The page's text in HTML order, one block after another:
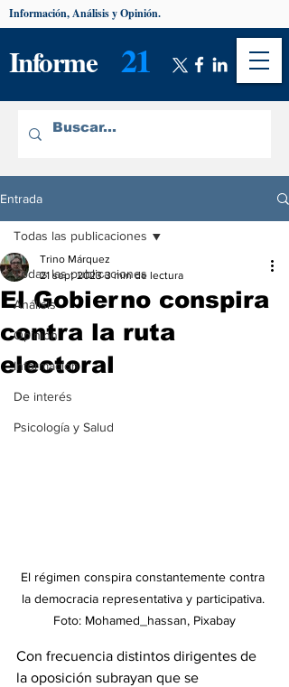
Informe 21
Información, Análisis y Opinión.
Entrada
Todas las publicaciones
Análisis
Opinión
Información
De interés
Psicología y Salud
Todas las publicaciones
El Gobierno conspira
contra la ruta
electoral
Trino Márquez
21 sept 2023 3 min de lectura
El régimen conspira constantemente contra
la democracia representativa y participativa.
Foto: Mohamed_hassan, Pixabay
Con frecuencia distintos dirigentes de
la oposición subrayan que se